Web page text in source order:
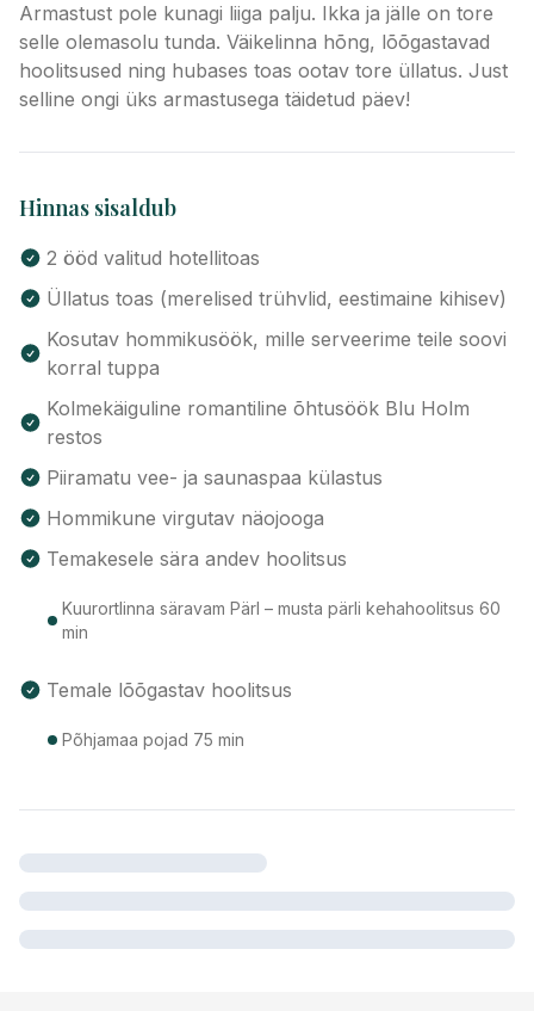
Armastust pole kunagi liiga palju. Ikka ja jälle on tore
selle olemasolu tunda. Väikelinna hõng, lõõgastavad
hoolitsused ning hubases toas ootav tore üllatus. Just
selline ongi üks armastusega täidetud päev!
Hinnas sisaldub
2 ööd valitud hotellitoas
Üllatus toas (merelised trühvlid, eestimaine kihisev)
Kosutav hommikusöök, mille serveerime teile soovi
korral tuppa
Kolmekäiguline romantiline õhtusöök Blu Holm
restos
Piiramatu vee- ja saunaspaa külastus
Hommikune virgutav näojooga
Temakesele sära andev hoolitsus
Kuurortlinna säravam Pärl – musta pärli kehahoolitsus 60
min
Temale lõõgastav hoolitsus
Põhjamaa pojad 75 min